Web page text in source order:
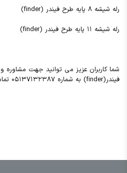
رله شیشه ۸ پایه طرح فیندر (finder)
رله شیشه ۱۱ پایه طرح فیندر (finder)
شما کاربران عزیز می توانید جهت مشاوره
فیندر(finder) به شماره ۰۵۱۳۷۱۳۲۳۸۷ تماس حاصل فرمایید.